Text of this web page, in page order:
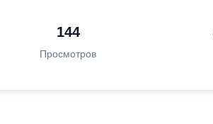
144
Просмотров